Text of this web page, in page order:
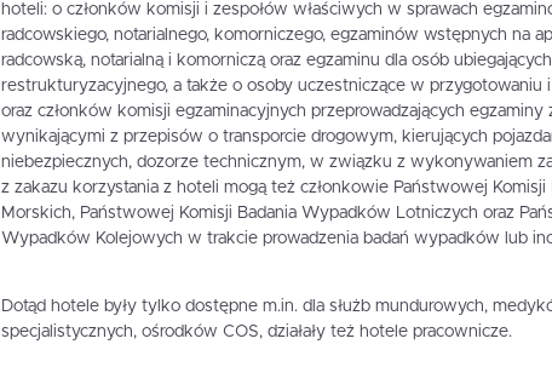
hoteli: o członków komisji i zespołów właściwych w sprawach
radcowskiego, notarialnego, komorniczego, egzaminów wstępnych na
radcowską, notarialną i komorniczą oraz egzaminu dla osób
restrukturyzacyjnego, a także o osoby uczestniczące w przygotowaniu
oraz członków komisji egzaminacyjnych przeprowadzających egzaminy
wynikającymi z przepisów o transporcie drogowym, kierujących
niebezpiecznych, dozorze technicznym, w związku z wykonywaniem
z zakazu korzystania z hoteli mogą też członkowie Państwowej
Morskich, Państwowej Komisji Badania Wypadków Lotniczych oraz
Wypadków Kolejowych w trakcie prowadzenia badań wypadków lub
Dotąd hotele były tylko dostępne m.in. dla służb mundurowych,
specjalistycznych, ośrodków COS, działały też hotele pracownicze.